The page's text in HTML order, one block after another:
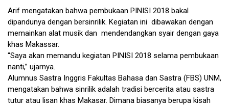
Arif mengatakan bahwa pembukaan PINISI 2018 bakal
dipandunya dengan bersinrilik. Kegiatan ini dibawakan dengan
memainkan alat musik dan mendendangkan syair dengan gaya
khas Makassar.
“Saya akan memandu kegiatan PINISI 2018 selama pembukaan
nanti,” ujarnya.
Alumnus Sastra Inggris Fakultas Bahasa dan Sastra (FBS) UNM,
mengatakan bahwa sinrilik adalah tradisi bercerita atau sastra
tutur atau lisan khas Makasar. Dimana biasanya berupa kisah